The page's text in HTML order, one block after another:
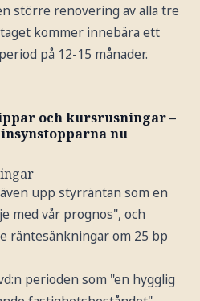
större renovering av alla tre
kommer innebära ett
på 12-15 månader.
och kursrusningar –
nu
upp styrräntan som en
med vår prognos", och
räntesänkningar om 25 bp
perioden som "en hygglig